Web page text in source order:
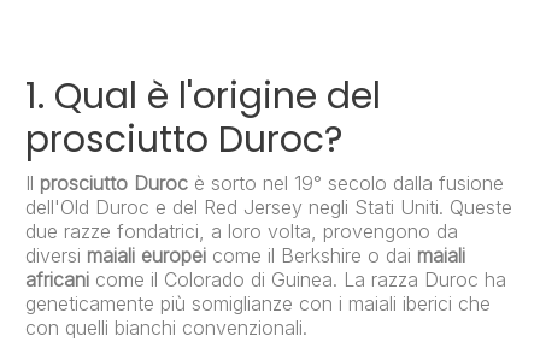
1. Qual è l'origine del
prosciutto Duroc?
Il prosciutto Duroc è sorto nel 19° secolo dalla fusione
dell'Old Duroc e del Red Jersey negli Stati Uniti. Queste
due razze fondatrici, a loro volta, provengono da
diversi maiali europei come il Berkshire o dai maiali
africani come il Colorado di Guinea. La razza Duroc ha
geneticamente più somiglianze con i maiali iberici che
con quelli bianchi convenzionali.